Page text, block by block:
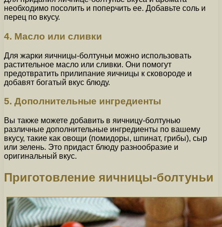
необходимо посолить и поперчить ее. Добавьте соль и
перец по вкусу.
4. Масло или сливки
Для жарки яичницы-болтуньи можно использовать
растительное масло или сливки. Они помогут
предотвратить прилипание яичницы к сковороде и
добавят богатый вкус блюду.
5. Дополнительные ингредиенты
Вы также можете добавить в яичницу-болтунью
различные дополнительные ингредиенты по вашему
вкусу, такие как овощи (помидоры, шпинат, грибы), сыр
или зелень. Это придаст блюду разнообразие и
оригинальный вкус.
Приготовление яичницы-болтуньи